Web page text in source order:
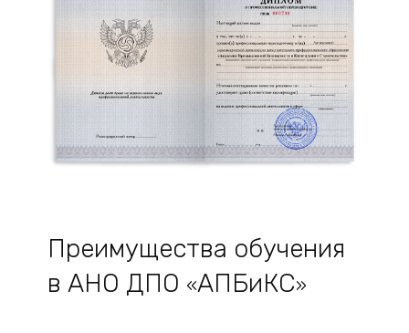
Преимущества обучения
в АНО ДПО «АПБиКС»